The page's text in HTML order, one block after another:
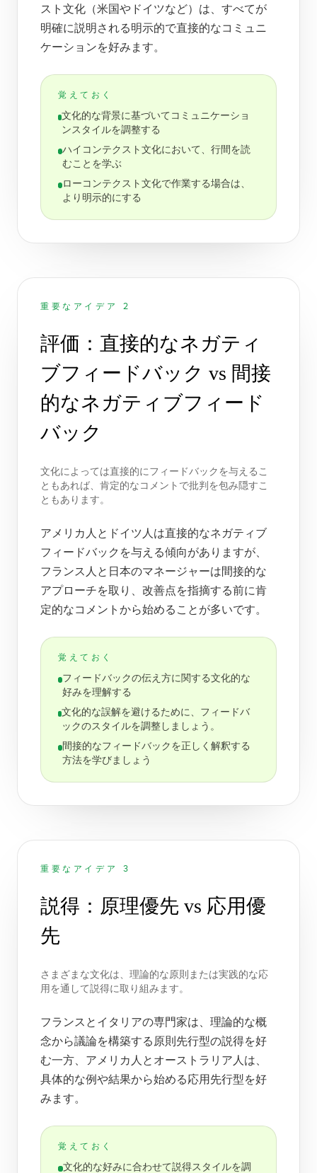
スト文化（米国やドイツなど）は、すべてが
明確に説明される明示的で直接的なコミュニ
ケーションを好みます。
覚えておく
文化的な背景に基づいてコミュニケーショ
ンスタイルを調整する
ハイコンテクスト文化において、行間を読
むことを学ぶ
ローコンテクスト文化で作業する場合は、
より明示的にする
重要なアイデア 2
評価：直接的なネガティ
ブフィードバック vs 間接
的なネガティブフィード
バック
文化によっては直接的にフィードバックを与えるこ
ともあれば、肯定的なコメントで批判を包み隠すこ
ともあります。
アメリカ人とドイツ人は直接的なネガティブ
フィードバックを与える傾向がありますが、
フランス人と日本のマネージャーは間接的な
アプローチを取り、改善点を指摘する前に肯
定的なコメントから始めることが多いです。
覚えておく
フィードバックの伝え方に関する文化的な
好みを理解する
文化的な誤解を避けるために、フィードバ
ックのスタイルを調整しましょう。
間接的なフィードバックを正しく解釈する
方法を学びましょう
重要なアイデア 3
説得：原理優先 vs 応用優
先
さまざまな文化は、理論的な原則または実践的な応
用を通して説得に取り組みます。
フランスとイタリアの専門家は、理論的な概
念から議論を構築する原則先行型の説得を好
む一方、アメリカ人とオーストラリア人は、
具体的な例や結果から始める応用先行型を好
みます。
覚えておく
文化的な好みに合わせて説得スタイルを調